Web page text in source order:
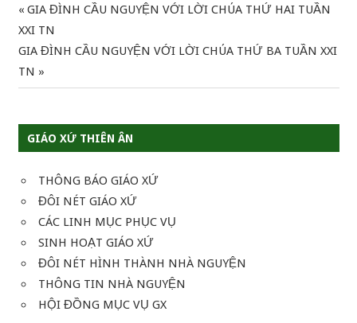
GIÁO XỨ THIÊN ÂN
THÔNG BÁO GIÁO XỨ
ĐÔI NÉT GIÁO XỨ
CÁC LINH MỤC PHỤC VỤ
SINH HOẠT GIÁO XỨ
ĐÔI NÉT HÌNH THÀNH NHÀ NGUYỆN
THÔNG TIN NHÀ NGUYỆN
HỘI ĐỒNG MỤC VỤ GX
Điều
hướng
bài
Previous
Post:
GIA ĐÌNH CẦU NGUYỆN VỚI LỜI CHÚA THỨ HAI TUẦN
XXI TN
Next
Post:
GIA ĐÌNH CẦU NGUYỆN VỚI LỜI CHÚA THỨ BA TUẦN XXI
TN